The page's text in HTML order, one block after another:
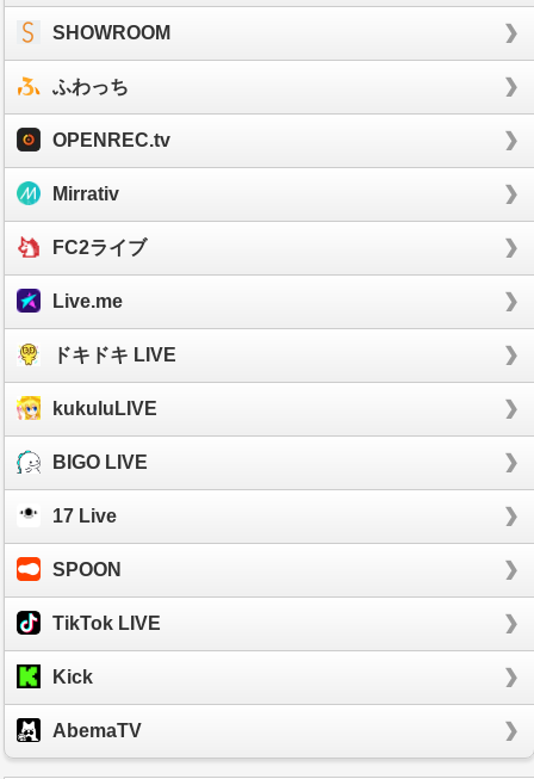
SHOWROOM
ふわっち
OPENREC.tv
Mirrativ
FC2ライブ
Live.me
ドキドキ LIVE
kukuluLIVE
BIGO LIVE
17 Live
SPOON
TikTok LIVE
Kick
AbemaTV